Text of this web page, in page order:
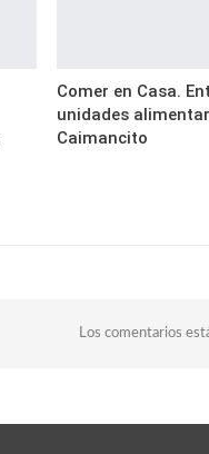
Comer en Casa.
unidades
Caimancito
Los comentarios